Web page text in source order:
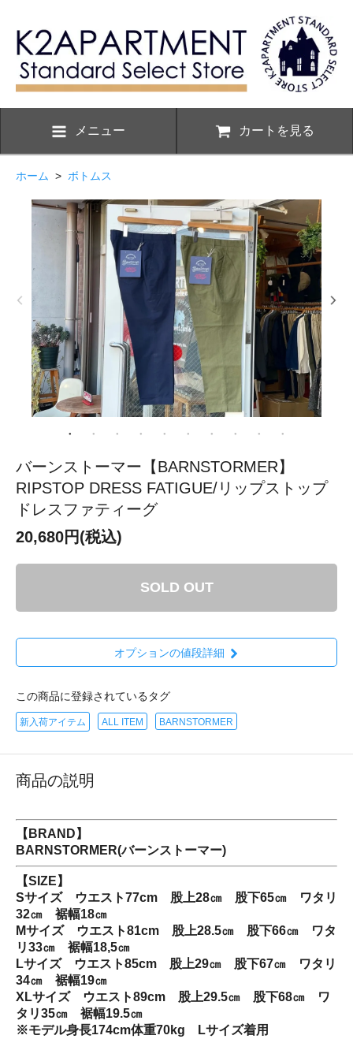
メニュー カートを見る
ホーム > ボトムス
バーンストーマー【BARNSTORMER】
RIPSTOP DRESS FATIGUE/リップストップ
ドレスファティーグ
20,680円(税込)
SOLD OUT
オプションの値段詳細
この商品に登録されているタグ
新入荷アイテム ALL ITEM BARNSTORMER
商品の説明
【BRAND】
BARNSTORMER(バーンストーマー)
【SIZE】
Sサイズ ウエスト77cm 股上28㎝ 股下65㎝ ワタリ
32㎝ 裾幅18㎝
Mサイズ ウエスト81cm 股上28.5㎝ 股下66㎝ ワタ
リ33㎝ 裾幅18,5㎝
Lサイズ ウエスト85cm 股上29㎝ 股下67㎝ ワタリ
34㎝ 裾幅19㎝
XLサイズ ウエスト89cm 股上29.5㎝ 股下68㎝ ワ
タリ35㎝ 裾幅19.5㎝
※モデル身長174cm体重70kg Lサイズ着用